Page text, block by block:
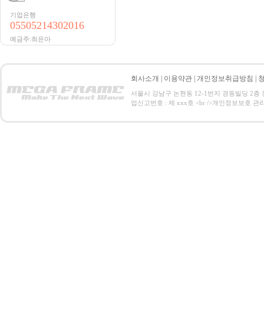
기업은행
05505214302016
예금주:최은아
회사소개 이용약관 개인정보취급방침
서울시 강남구 논현동 12-1번지 경동빌딩 2
업신고번호 : 제 xxx호 <br />개인정보보호 관